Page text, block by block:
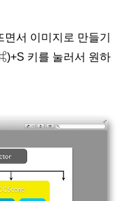
서 이미지로 만들기
키를 눌러서 원하